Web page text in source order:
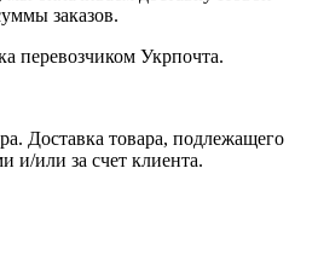
заказов.
перевозчиком Укрпочта.
Доставка товара, подлежащего
и/или за счет клиента.